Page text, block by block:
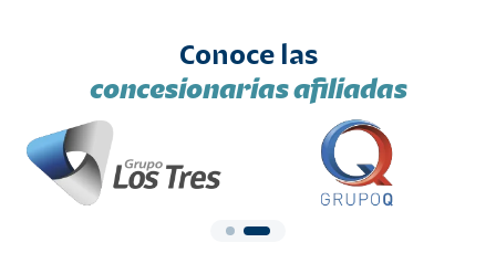
Conoce las
concesionarias afiliadas